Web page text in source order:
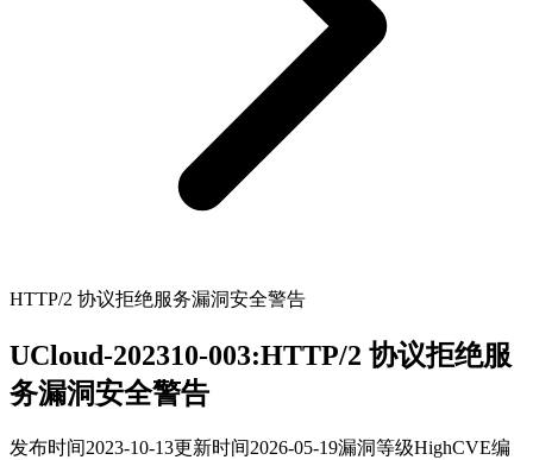
HTTP/2 协议拒绝服务漏洞安全警告
UCloud-202310-003:HTTP/2 协议拒绝服
务漏洞安全警告
发布时间2023-10-13更新时间2026-05-19漏洞等级HighCVE编